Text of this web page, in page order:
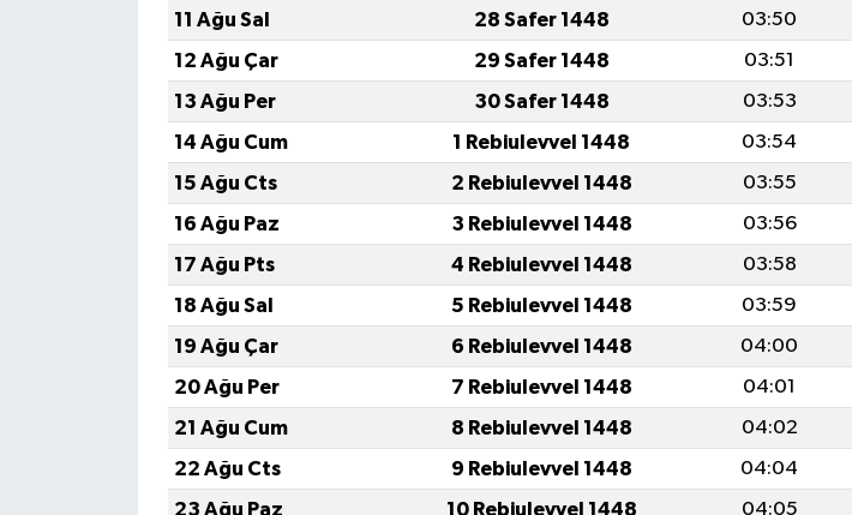
11 Ağu Sal
28 Safer 1448 03:50
12 Ağu Çar
29 Safer 1448 03:51
13 Ağu Per
30 Safer 1448 03:53
14 Ağu Cum
1 Rebiulevvel 1448 03:54
15 Ağu Cts
2 Rebiulevvel 1448 03:55
16 Ağu Paz
3 Rebiulevvel 1448 03:56
17 Ağu Pts
4 Rebiulevvel 1448 03:58
18 Ağu Sal
5 Rebiulevvel 1448 03:59
19 Ağu Çar
6 Rebiulevvel 1448 04:00
20 Ağu Per
7 Rebiulevvel 1448 04:01
21 Ağu Cum
8 Rebiulevvel 1448 04:02
22 Ağu Cts
9 Rebiulevvel 1448 04:04
23 Ağu Paz
10 Rebiulevvel 1448 04:05